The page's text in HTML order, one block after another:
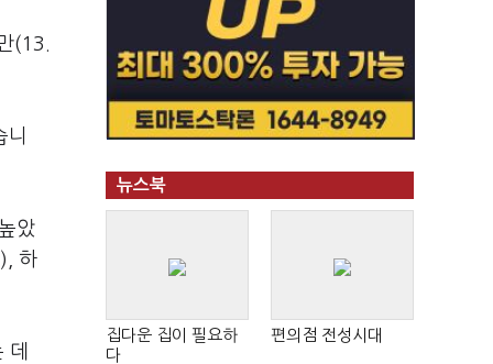
(13.
니
았
하
뉴스북
집다운 집이 필요하
다
편의점 전성시대